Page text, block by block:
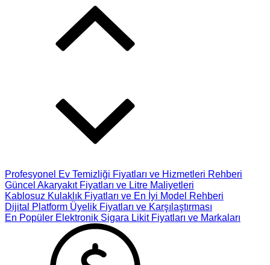
Profesyonel Ev Temizliği Fiyatları ve Hizmetleri Rehberi
Güncel Akaryakıt Fiyatları ve Litre Maliyetleri
Kablosuz Kulaklık Fiyatları ve En İyi Model Rehberi
Dijital Platform Üyelik Fiyatları ve Karşılaştırması
En Popüler Elektronik Sigara Likit Fiyatları ve Markaları